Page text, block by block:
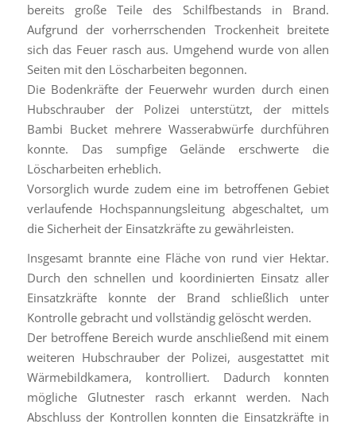
bereits große Teile des Schilfbestands in Brand.
Aufgrund der vorherrschenden Trockenheit breitete
sich das Feuer rasch aus. Umgehend wurde von allen
Seiten mit den Löscharbeiten begonnen.
Die Bodenkräfte der Feuerwehr wurden durch einen
Hubschrauber der Polizei unterstützt, der mittels
Bambi Bucket mehrere Wasserabwürfe durchführen
konnte. Das sumpfige Gelände erschwerte die
Löscharbeiten erheblich.
Vorsorglich wurde zudem eine im betroffenen Gebiet
verlaufende Hochspannungsleitung abgeschaltet, um
die Sicherheit der Einsatzkräfte zu gewährleisten.
Insgesamt brannte eine Fläche von rund vier Hektar.
Durch den schnellen und koordinierten Einsatz aller
Einsatzkräfte konnte der Brand schließlich unter
Kontrolle gebracht und vollständig gelöscht werden.
Der betroffene Bereich wurde anschließend mit einem
weiteren Hubschrauber der Polizei, ausgestattet mit
Wärmebildkamera, kontrolliert. Dadurch konnten
mögliche Glutnester rasch erkannt werden. Nach
Abschluss der Kontrollen konnten die Einsatzkräfte in